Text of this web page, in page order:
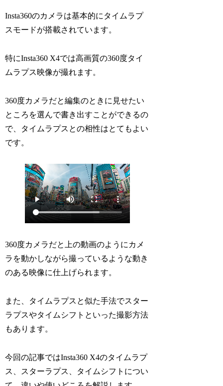
Insta360のカメラは基本的にタイムラプ
スモードが搭載されています。
特にInsta360 X4では高画質の360度タイ
ムラプス映像が撮れます。
360度カメラだと編集のときに見せたい
ところを選んで書き出すことができるの
で、タイムラプスとの相性はとてもよい
です。
360度カメラだと上の動画のように カメ
ラを動かしながら撮っているような動き
のある映像に仕上げられます。
また、タイムラプスと似た手法でスター
ラプスやタイムシフト といった撮影方法
もあります。
今回の記事ではInsta360 X4のタイムラプ
ス、スターラプス、タイムシフトについ